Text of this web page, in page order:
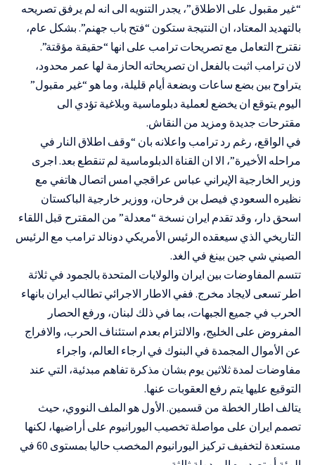
“غير مقبول على الاطلاق”، يجدر التنويه الى انه لم يرفق تصريحه
بالتهديد المعتاد، ان النتيجة ستكون “فتح باب جهنم”. بشكل عام،
نقترح التعامل مع تصريحات ترامب على انها “حقيقة مؤقتة”.
لان ترامب اثبت بالفعل ان تصريحاته الحازمة لها عمر محدود،
يتراوح بين بضع ساعات وبضعة أيام قليلة، وما هو “غير مقبول”
اليوم يتوقع ان يخضع لعملية دبلوماسية وبلاغية تؤدي الى
مقترحات جديدة ومزيد من النقاش.
في الواقع، رغم رد ترامب واعلانه بان “وقف اطلاق النار في
مراحله الأخيرة”، الا ان القناة الدبلوماسية لم تنقطع بعد. اجرى
وزير الخارجية الإيراني عباس عراقجي امس اتصال هاتفي مع
نظيره السعودي فيصل بن فرحان، ووزير خارجية الباكستان
اسحق دار، وقد تقدم ايران نسخة “معدلة” من المقترح قبل اللقاء
التاريخي الذي سيعقده الرئيس الأمريكي دونالد ترامب مع الرئيس
الصيني شي جين بينغ في الغد.
تتسم المفاوضات بين ايران والولايات المتحدة بالجمود في ثلاثة
اطر تسعى لايجاد مخرج. ففي الاطار الاجرائي تطالب ايران بانهاء
الحرب في جميع الجبهات، بما في ذلك لبنان، ورفع الحصار
المفروض على الخليج، والالتزام بعدم استئناف الحرب، والافراج
عن الأموال المجمدة في البنوك في ارجاء العالم، واجراء
مفاوضات لمدة ثلاثين يوم بشان مذكرة تفاهم مبدئية، التي عند
التوقيع عليها يتم رفع العقوبات عنها.
يتالف اطار الخطة من قسمين. الأول هو الملف النووي، حيث
تصمم ايران على مواصلة تخصيب اليورانيوم على أراضيها، لكنها
مستعدة لتخفيف تركيز اليورانيوم المخصب حاليا بمستوى 60 في